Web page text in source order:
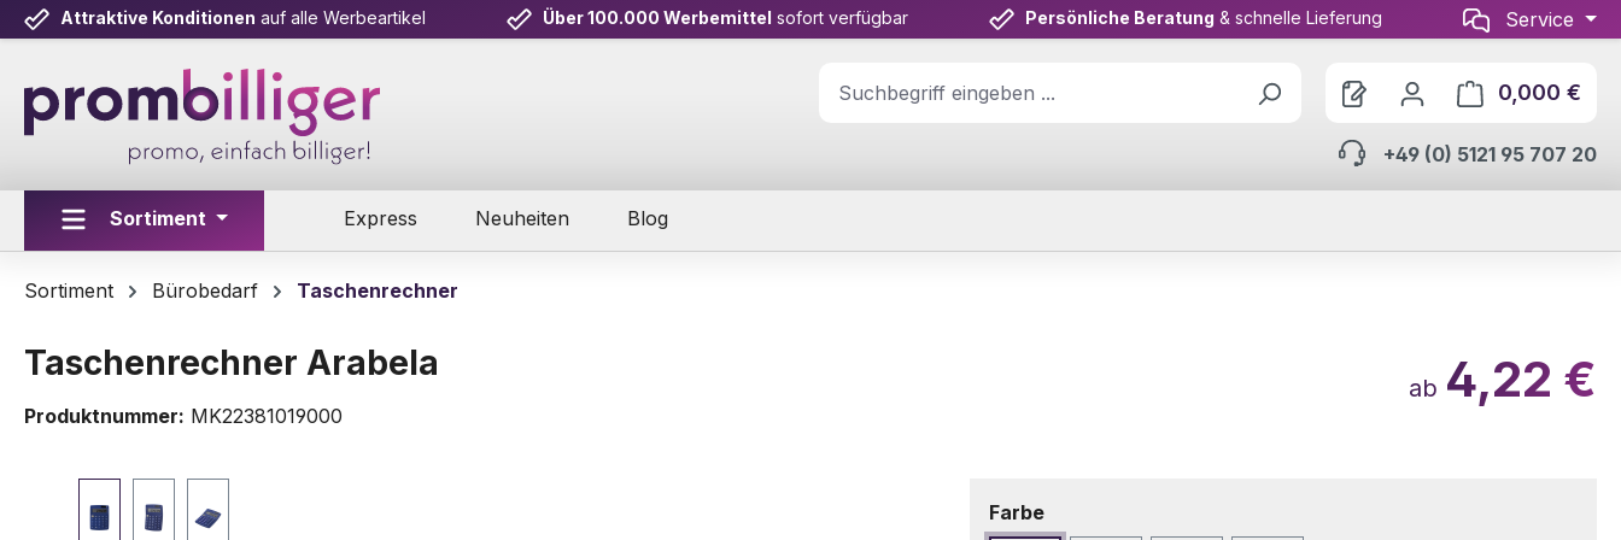
Hauptinhalt springen
Zur Suche springen
Zur Hauptnavigation springen
Attraktive Konditionen auf alle Werbeartikel Über 100.000 Werbemittel sofort verfügbar Persönliche Beratung & schnelle Lieferung Service
0,000 €
+49 (0) 5121 95 707 20
Sortiment Express Neuheiten Blog
Sortiment Bürobedarf Taschenrechner
Taschenrechner Arabela
Produktnummer: MK22381019000
ab 4,22 €
Farbeauswählen